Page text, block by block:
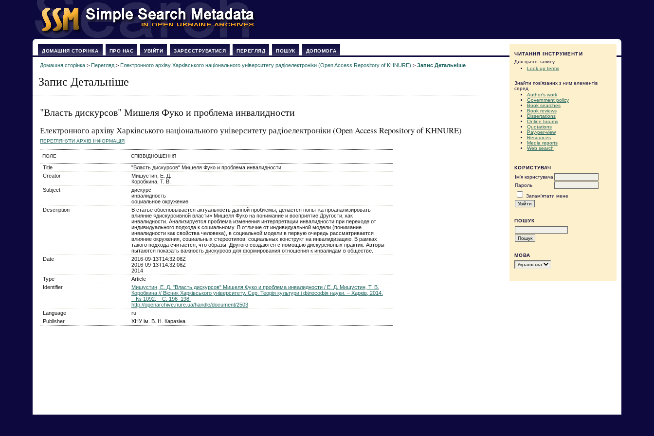
ЧИТАННЯ ІНСТРУМЕНТИ
Для цього запису
Look up terms
Знайти пов'язаних з ним елементів
серед
Author's work
Government policy
Book searches
Book reviews
Dissertations
Online forums
Quotations
Pay-per-view
Resources
Media reports
Web search
КОРИСТУВАЧ
Ім'я користувача
Пароль
Запам'ятати мене
ПОШУК
МОВА
ДОМАШНЯ СТОРІНКА ПРО НАС УВІЙТИ ЗАРЕЄСТРУВАТИСЯ ПЕРЕГЛЯД ПОШУК ДОПОМОГА
Домашня сторінка >Перегляд > Електронного архіву Харківського національного університету радіоелектроніки (Open Access Repository of KHNURE) >Запис Детальніше
Запис Детальніше
"Власть дискурсов" Мишеля Фуко и проблема инвалидности
Електронного архіву Харківського національного університету радіоелектроніки (Open Access Repository of KHNURE)
ПЕРЕГЛЯНУТИ АРХІВ ІНФОРМАЦІЯ
ПОЛЕ СПІВВІДНОШЕННЯ
Title
"Власть дискурсов" Мишеля Фуко и проблема инвалидности
Creator
Мишустин, Е. Д.
Коробкина, Т. В.
Subject
дискурс
инвалидность
социальное окружение
Description
В статье обосновывается актуальность данной проблемы, делается попытка проанализировать
влияние «дискурсивной власти» Мишеля Фуко на понимание и восприятие Другости, как
инвалидности. Анализируется проблема изменения интерпретации инвалидности при переходе от
индивидуального подхода к социальному. В отличие от индивидуальной модели (понимание
инвалидности как свойства человека), в социальной модели в первую очередь рассматривается
влияние окружения, социальных стереотипов, социальных конструкт на инвалидизацию. В рамках
такого подхода считается, что образы. Другого создаются с помощью дискурсивных практик. Авторы
пытаются показать важность дискурсов для формирования отношения к инвалидам в обществе.
Date
2016-09-13T14:32:08Z
2016-09-13T14:32:08Z
2014
Type
Article
Identifier
Мишустин, Е. Д. "Власть дискурсов" Мишеля Фуко и проблема инвалидности / Е. Д. Мишустин, Т. В.
Коробкина // Вісник Харківського університету. Сер. Теорія культури і філософія науки. – Харків, 2014.
– № 1092, – С. 196–198.
http://openarchive.nure.ua/handle/document/2503
Language
ru
Publisher
ХНУ ім. В. Н. Каразіна